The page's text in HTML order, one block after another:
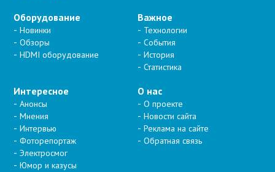
Оборудование
Новинки
Обзоры
HDMI оборудование
Важное
Технологии
События
История
Статистика
Интересное
Анонсы
Мнения
Интервью
Фоторепортаж
Электросмог
Юмор и казусы
О нас
О проекте
Новости сайта
Реклама на сайте
Обратная связь